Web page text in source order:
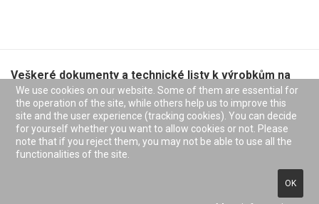
Veškeré dokumenty a technické listy k výrobkům na
vyžádání.
© BUILDING Holding a.s. - Všechna práva vyhrazena
We use cookies on our website. Some of them are essential for
the operation of the site, while others help us to improve this
site and the user experience (tracking cookies). You can decide
for yourself whether you want to allow cookies or not. Please
note that if you reject them, you may not be able to use all the
functionalities of the site.
OK